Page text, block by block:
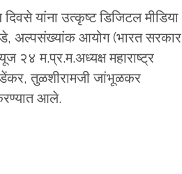
यांना उत्कृष्ट डिजिटल मीडिया
अल्पसंख्यांक आयोग (भारत सरकार
२४ म.प्र.म.अध्यक्ष महाराष्ट्र
तुळशीरामजी जांभूळकर
आले.